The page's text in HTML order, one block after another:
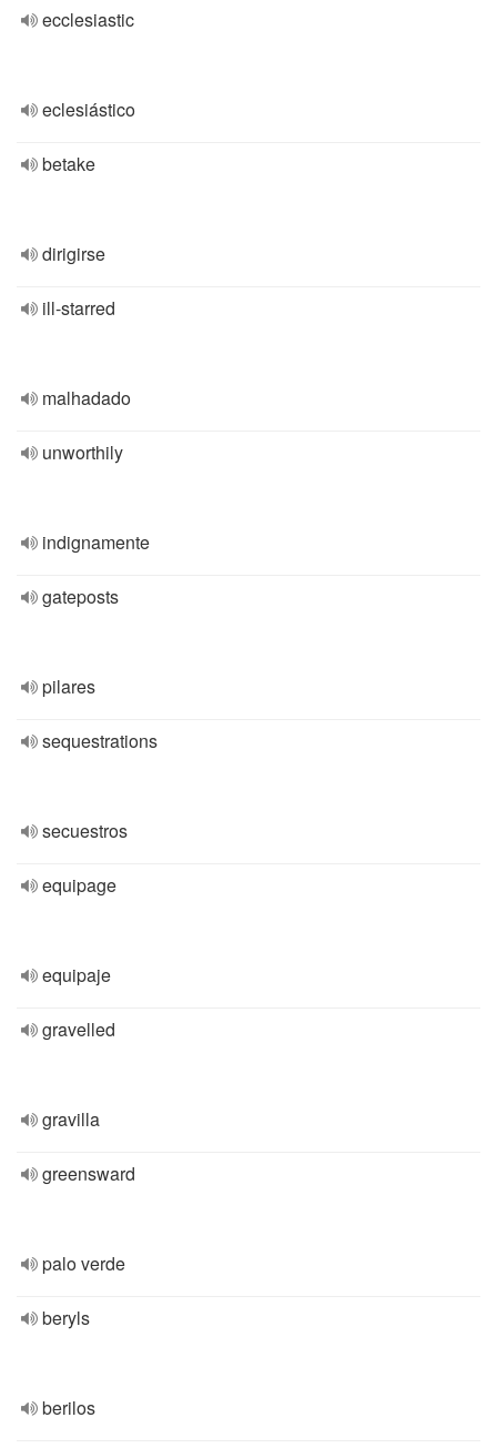
ecclesiastic
eclesiástico
betake
dirigirse
ill-starred
malhadado
unworthily
indignamente
gateposts
pilares
sequestrations
secuestros
equipage
equipaje
gravelled
gravilla
greensward
palo verde
beryls
berilos